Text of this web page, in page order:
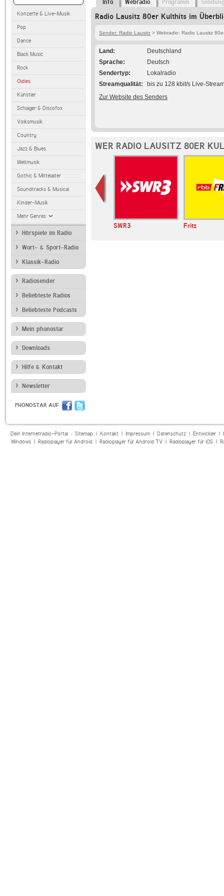
Konzerte & Live-Musik
Pop
Dance
Black Music
Rock
Oldies
Künstler
Schlager & Discofox
Volksmusik
Country
Jazz & Blues
Weltmusik
Gothic & Mittelalter
Soundtracks & Musical
Kinder-Musik
Mehr Genres
Hörspiele im Radio
Wort- & Sport-Radio
Klassik-Radio
Radiosender
Beliebteste Radios
Beliebteste Podcasts
Mein phonostar
Downloads
Hilfe & Kontakt
Newsletter
PHONOSTAR AUF
Info Webradio Programm
Radio Lausitz 80er Kulthits im
Sender: Radio Lausitz > Webradio: Radio Lausitz
Land
Deutschland
Sprache
Deutsch
Sendertyp
Lokalradio
Streamqualität
bis zu 128 kbit/s Live-
Zur Website des Senders
WER RADIO LAUSITZ 80ER
SWR3 Fritz
Dein Internetradio-Portal : Sitemap| Kontakt| Impressum| Datenschutz| Entwickler|
Windows| Radioplayer für Android| Radioplayer für Android TV| Radioplayer für iOS|